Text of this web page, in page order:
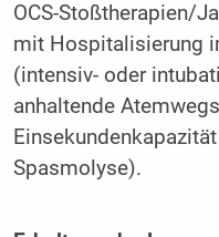
OCS-Stoßtherapien/
mit Hospitalisierung
(intensiv- oder
anhaltende
Spasmolyse).